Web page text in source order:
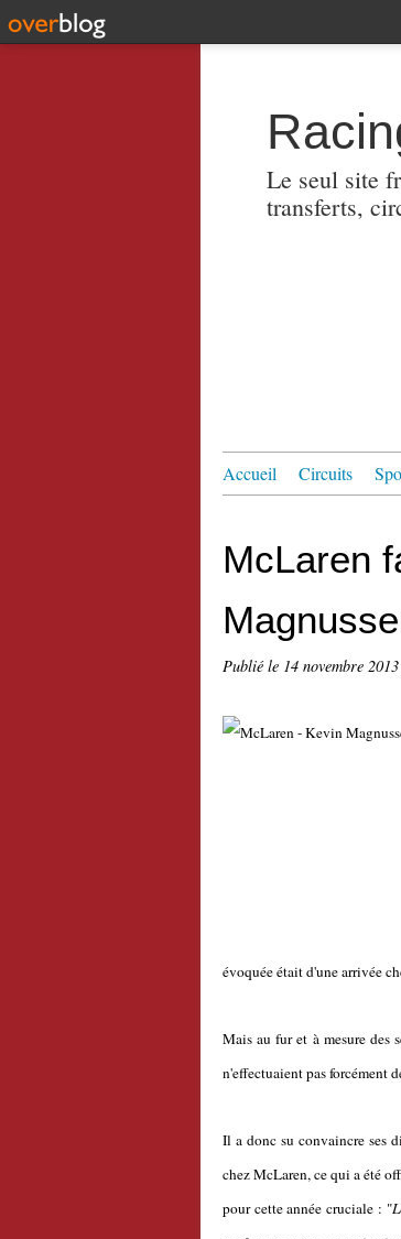
Le seul site
transferts,
Accueil Circuits
McLaren
Publié le 14 novembre 2013
évoquée était d'une arrivée
Mais au fur et à mesure des
n'effectuaient pas forcément
Il a donc su convaincre ses
chez McLaren, ce qui a été
pour cette année cruciale : "